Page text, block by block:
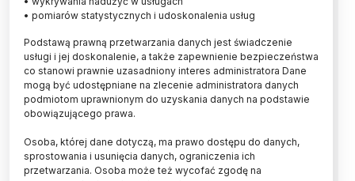
Kapuśniak nowym rektorem
Uniwersytetu Jana Długosza
Uczelniane Kolegium Elektorów wybrało prof.
dr. hab. Janusza Kapuśniaka na nowego
rektora Uniwersytetu Jana Długosza w
poinformowało w środę biuro prasowe uczelni.
• pomiarów statystycznych i udoskonalenia usług
Podstawą prawną przetwarzania danych jest świadczenie
usługi i jej doskonalenie, a także zapewnienie bezpieczeństwa
co stanowi prawnie uzasadniony interes administratora Dane
mogą być udostępniane na zlecenie administratora danych
podmiotom uprawnionym do uzyskania danych na podstawie
obowiązującego prawa.
Osoba, której dane dotyczą, ma prawo dostępu do danych,
sprostowania i usunięcia danych, ograniczenia ich
przetwarzania. Osoba może też wycofać zgodę na